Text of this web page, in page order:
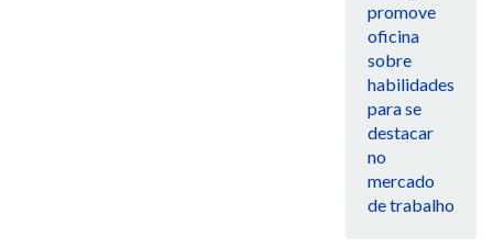
promove
oficina
sobre
habilidades
para se
destacar
no
mercado
de trabalho